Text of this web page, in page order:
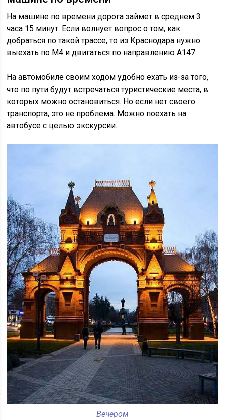
На машине по времени дорога займет в среднем 3
часа 15 минут. Если волнует вопрос о том, как
добраться по такой трассе, то из Краснодара нужно
выехать по М4 и двигаться по направлению А147.
На автомобиле своим ходом удобно ехать из-за того,
что по пути будут встречаться туристические места, в
которых можно остановиться. Но если нет своего
транспорта, это не проблема. Можно поехать на
автобусе с целью экскурсии.
Вечером